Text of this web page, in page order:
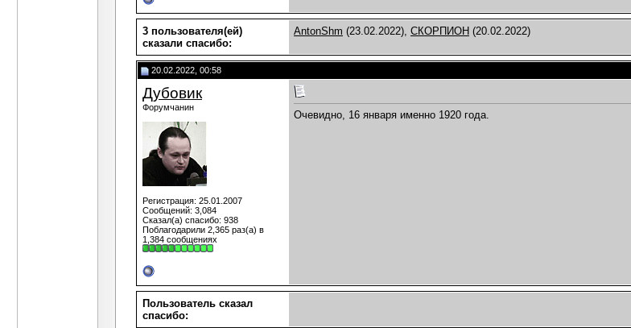
3 пользователя(ей)
сказали cпасибо:
AntonShm (23.02.2022), СКОРПИОН (20.02.2022)
20.02.2022, 00:58
Дубовик
Форумчанин
Регистрация: 25.01.2007
Сообщений: 3,084
Сказал(а) спасибо: 938
Поблагодарили 2,365 раз(а) в
1,384 сообщениях
Очевидно, 16 января именно 1920 года.
Пользователь сказал
cпасибо: